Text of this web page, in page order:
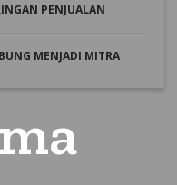
PENJUALAN
MENJADI MITRA